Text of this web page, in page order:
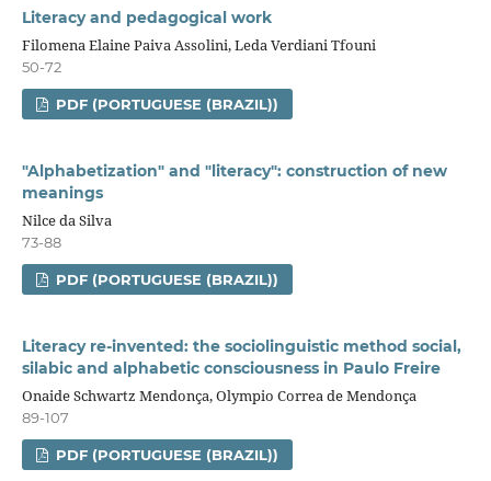
Literacy and pedagogical work
Filomena Elaine Paiva Assolini, Leda Verdiani Tfouni
50-72
PDF (PORTUGUESE (BRAZIL))
"Alphabetization" and "literacy": construction of new
meanings
Nilce da Silva
73-88
PDF (PORTUGUESE (BRAZIL))
Literacy re-invented: the sociolinguistic method social,
silabic and alphabetic consciousness in Paulo Freire
Onaide Schwartz Mendonça, Olympio Correa de Mendonça
89-107
PDF (PORTUGUESE (BRAZIL))